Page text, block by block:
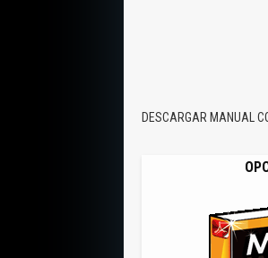
DESCARGAR MANUAL